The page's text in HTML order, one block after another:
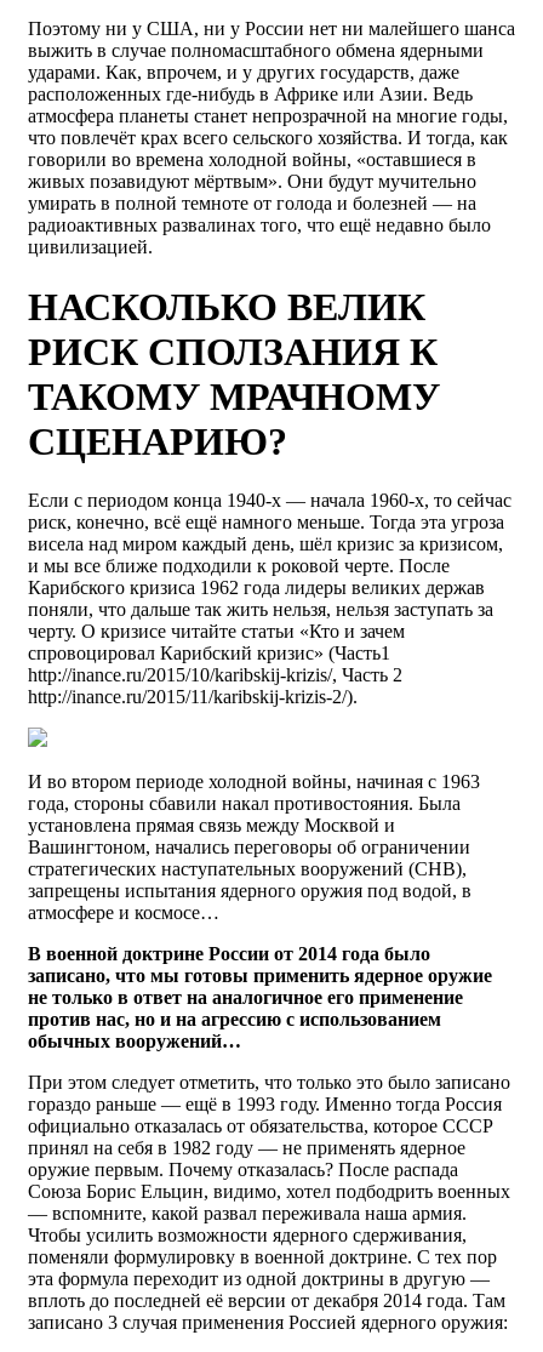
Поэтому ни у США, ни у России нет ни малейшего шанса
выжить в случае полномасштабного обмена ядерными
ударами. Как, впрочем, и у других государств, даже
расположенных где-нибудь в Африке или Азии. Ведь
атмосфера планеты станет непрозрачной на многие годы,
что повлечёт крах всего сельского хозяйства. И тогда, как
говорили во времена холодной войны, «оставшиеся в
живых позавидуют мёртвым». Они будут мучительно
умирать в полной темноте от голода и болезней — на
радиоактивных развалинах того, что ещё недавно было
цивилизацией.
НАСКОЛЬКО ВЕЛИК
РИСК СПОЛЗАНИЯ К
ТАКОМУ МРАЧНОМУ
СЦЕНАРИЮ?
Если с периодом конца 1940-х — начала 1960-х, то сейчас
риск, конечно, всё ещё намного меньше. Тогда эта угроза
висела над миром каждый день, шёл кризис за кризисом,
и мы все ближе подходили к роковой черте. После
Карибского кризиса 1962 года лидеры великих держав
поняли, что дальше так жить нельзя, нельзя заступать за
черту. О кризисе читайте статьи «Кто и зачем
спровоцировал Карибский кризис» (Часть1
http://inance.ru/2015/10/karibskij-krizis/, Часть 2
http://inance.ru/2015/11/karibskij-krizis-2/).
И во втором периоде холодной войны, начиная с 1963
года, стороны сбавили накал противостояния. Была
установлена прямая связь между Москвой и
Вашингтоном, начались переговоры об ограничении
стратегических наступательных вооружений (СНВ),
запрещены испытания ядерного оружия под водой, в
атмосфере и космосе…
В военной доктрине России от 2014 года было
записано, что мы готовы применить ядерное оружие
не только в ответ на аналогичное его применение
против нас, но и на агрессию с использованием
обычных вооружений…
При этом следует отметить, что только это было записано
гораздо раньше — ещё в 1993 году. Именно тогда Россия
официально отказалась от обязательства, которое СССР
принял на себя в 1982 году — не применять ядерное
оружие первым. Почему отказалась? После распада
Союза Борис Ельцин, видимо, хотел подбодрить военных
— вспомните, какой развал переживала наша армия.
Чтобы усилить возможности ядерного сдерживания,
поменяли формулировку в военной доктрине. С тех пор
эта формула переходит из одной доктрины в другую —
вплоть до последней её версии от декабря 2014 года. Там
записано 3 случая применения Россией ядерного оружия: